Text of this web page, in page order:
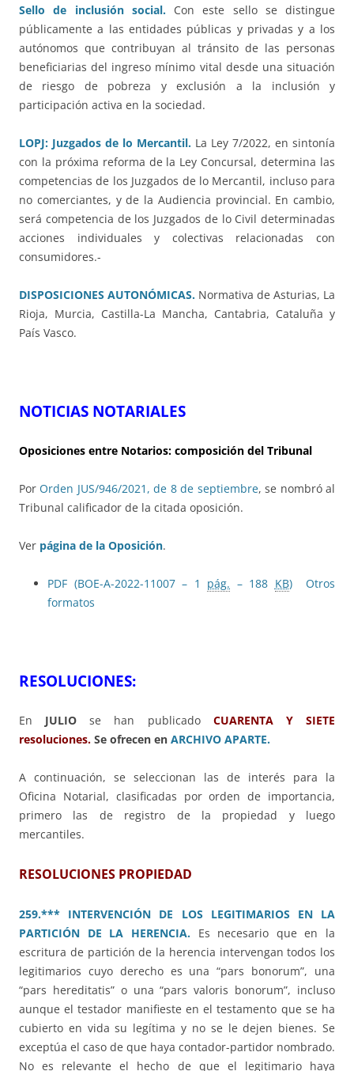
Sello de inclusión social.Con este sello se distingue
públicamente a las entidades públicas y privadas y a los
autónomos que contribuyan al tránsito de las personas
beneficiarias del ingreso mínimo vital desde una situación
de riesgo de pobreza y exclusión a la inclusión y
participación activa en la sociedad.
LOPJ: Juzgados de lo Mercantil. La Ley 7/2022, en sintonía
con la próxima reforma de la Ley Concursal, determina las
competencias de los Juzgados de lo Mercantil, incluso para
no comerciantes, y de la Audiencia provincial. En cambio,
será competencia de los Juzgados de lo Civil determinadas
acciones individuales y colectivas relacionadas con
consumidores.-
DISPOSICIONES AUTONÓMICAS. Normativa de Asturias, La
Rioja, Murcia, Castilla-La Mancha, Cantabria, Cataluña y
País Vasco.
NOTICIAS NOTARIALES
Oposiciones entre Notarios: composición del Tribunal
PorOrden JUS/946/2021, de 8 de septiembre, se nombró al
Tribunal calificador de la citada oposición.
Ver página de la Oposición.
PDF (BOE-A-2022-11007 – 1 pág. – 188 KB)
Otros
formatos
RESOLUCIONES:
En JULIO se han publicadoCUARENTA Y SIETE
resoluciones. Se ofrecen en ARCHIVO APARTE.
A continuación, se seleccionan las de interés para la
Oficina Notarial, clasificadas por orden de importancia,
primero las de registro de la propiedad y luego
mercantiles.
RESOLUCIONES PROPIEDAD
259.*** INTERVENCIÓN DE LOS LEGITIMARIOS EN LA
PARTICIÓN DE LA HERENCIA.Es necesario que en la
escritura de partición de la herencia intervengan todos los
legitimarios cuyo derecho es una “pars bonorum”, una
“pars hereditatis” o una “pars valoris bonorum”, incluso
aunque el testador manifieste en el testamento que se ha
cubierto en vida su legítima y no se le dejen bienes. Se
exceptúa el caso de que haya contador-partidor nombrado.
No es relevante el hecho de que el legitimario haya